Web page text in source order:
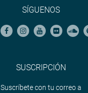
SÍGUENOS
SUSCRIPCIÓN
Suscríbete con tu correo a